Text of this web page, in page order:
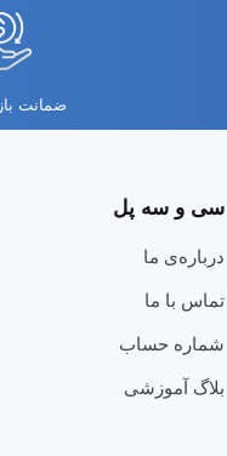
ضمانت
سی و سه پل
درباره‌ی ما
تماس با ما
شماره حساب
بلاگ آموزشی